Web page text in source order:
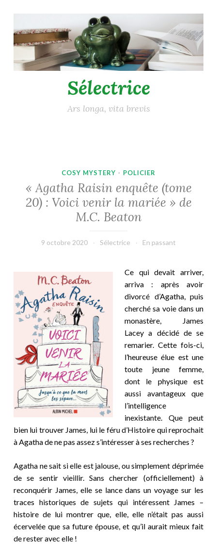
au
contenu
principal
Sélectrice
Ars longa, vita brevis
COSY MYSTERY · POLICIER
« Agatha Raisin enquête (tome
20) : Voici venir la mariée » de
M.C. Beaton
9 octobre 2020 Sélectrice En passant
Ce qui devait arriver,
arriva : après avoir
divorcé d’Agatha, puis
cherché sa voie dans un
monastère, James
Lacey a décidé de se
remarier. Cette fois-ci,
l’heureuse élue est une
toute jeune femme,
dont le physique est
aussi avantageux que
l’intelligence
inexistante. Que peut
bien lui trouver James, lui le féru d’Histoire qui reprochait
à Agatha de ne pas assez s’intéresser à ses recherches ?
Agatha ne sait si elle est jalouse, ou simplement déprimée
de se sentir vieillir. Sans chercher (officiellement) à
reconquérir James, elle se lance dans un voyage sur les
traces historiques de sujets qui intéressent James –
histoire de lui montrer que, elle, elle n’était pas aussi
écervelée que sa future épouse, et qu’il aurait mieux fait
de rester avec elle !